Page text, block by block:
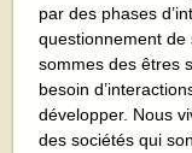
par des phases
questionnement
sommes des êtres
besoin
développer. Nous
des sociétés qui